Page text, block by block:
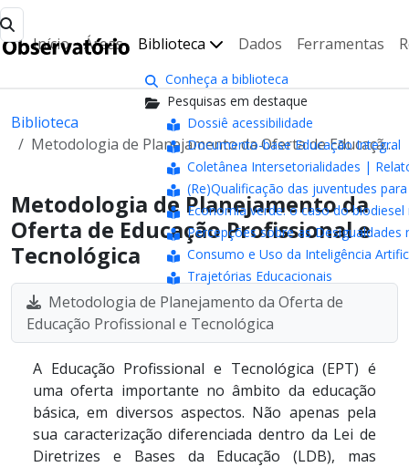
Início Áreas Biblioteca
Conheça a biblioteca
Pesquisas em destaque
Dossiê acessibilidade
Documento-base Educação Integral
Coletânea Intersetorialidades |
(Re)Qualificação das juventudes
Economia verde: o caso do
Percepções sobre as Desigualdades
Consumo e Uso da Inteligência
Trajetórias Educacionais
Dados Ferramentas
Biblioteca
Metodologia de Planejamento da Oferta de Educação Profissional e Tecnológica
Metodologia de Planejamento da
Oferta de Educação Profissional e
Tecnológica
Metodologia de Planejamento da Oferta de
Educação Profissional e Tecnológica
A Educação Profissional e Tecnológica (EPT) é
uma oferta importante no âmbito da educação
básica, em diversos aspectos. Não apenas pela
sua caracterização diferenciada dentro da Lei de
Diretrizes e Bases da Educação (LDB), mas